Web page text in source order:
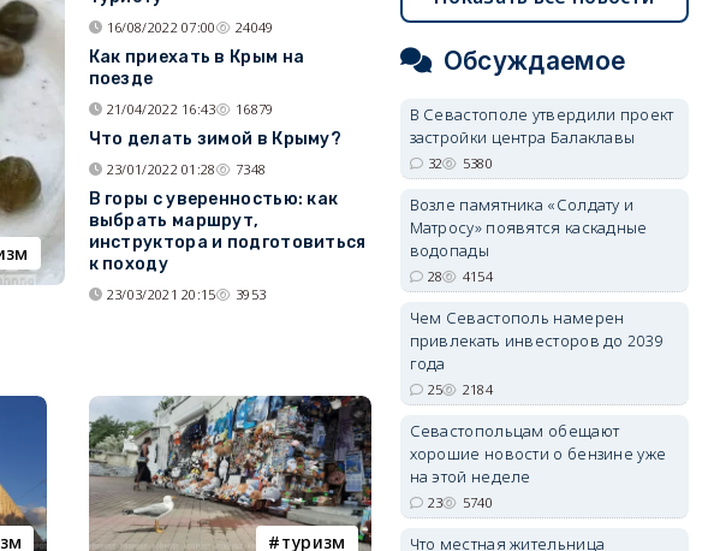
16/08/2022 07:00 24049
Как приехать в Крым на
поезде
21/04/2022 16:43 16879
Что делать зимой в Крыму?
23/01/2022 01:28 7348
В горы с уверенностью: как
выбрать маршрут,
инструктора и подготовиться
к походу
23/03/2021 20:15 3953
туризм
Обсуждаемое
В Севастополе утвердили проект
застройки центра Балаклавы
32 5380
Возле памятника «Солдату и
Матросу» появятся каскадные
водопады
28 4154
Чем Севастополь намерен
привлекать инвесторов до 2039
года
25 2184
Севастопольцам обещают
хорошие новости о бензине уже
на этой неделе
23 5740
Что местная жительница